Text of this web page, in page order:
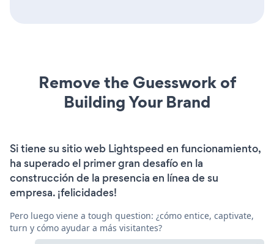
Remove the Guesswork of
Building Your Brand
Si tiene su sitio web Lightspeed en funcionamiento,
ha superado el primer gran desafío en la
construcción de la presencia en línea de su
empresa. ¡felicidades!
Pero luego viene a tough question: ¿cómo entice, captivate,
turn y cómo ayudar a más visitantes?